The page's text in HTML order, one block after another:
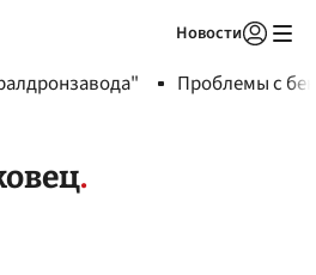
Новости
Проблемы с